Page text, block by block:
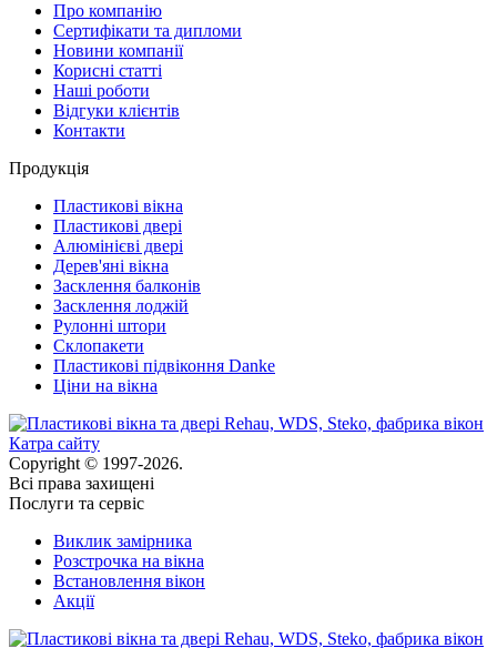
Про компанію
Сертифікати та дипломи
Новини компанії
Корисні статті
Наші роботи
Відгуки клієнтів
Контакти
Продукція
Пластикові вікна
Пластикові двері
Алюмінієві двері
Дерев'яні вікна
Засклення балконів
Засклення лоджій
Рулонні штори
Склопакети
Пластикові підвіконня Danke
Ціни на вікна
Катра сайту
Copyright © 1997-2026.
Всі права захищені
Послуги та сервіс
Виклик замірника
Розстрочка на вікна
Встановлення вікон
Акції